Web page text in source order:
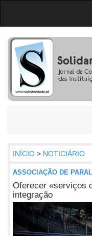
INÍCIO > NOTICIÁRIO
ASSOCIAÇÃO DE
Oferecer «serviços
integração